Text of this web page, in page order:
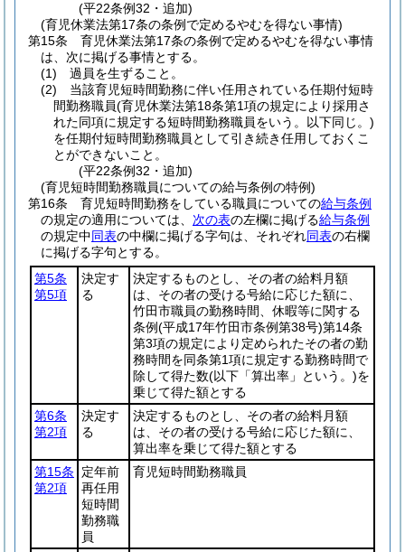
(平22条例32・追加)
(育児休業法第17条の条例で定めるやむを得ない事情)
第15条
育児休業法第17条の条例で定めるやむを得ない事情
は、次に掲げる事情とする。
(1)
過員を生ずること。
(2)
当該育児短時間勤務に伴い任用されている任期付短時
間勤務職員(育児休業法第18条第1項の規定により採用さ
れた同項に規定する短時間勤務職員をいう。以下同じ。)
を任期付短時間勤務職員として引き続き任用しておくこ
とができないこと。
(平22条例32・追加)
(育児短時間勤務職員についての給与条例の特例)
第16条
育児短時間勤務をしている職員についての給与条例
の規定の適用については、 次の表の左欄に掲げる給与条例
の規定中同表の中欄に掲げる字句は、それぞれ同表の右欄
に掲げる字句とする。
第5条
第5項
決定す
る
決定するものとし、その者の給料月額
は、その者の受ける号給に応じた額に、
竹田市職員の勤務時間、休暇等に関する
条例(平成17年竹田市条例第38号)第14条
第3項の規定により定められたその者の勤
務時間を同条第1項に規定する勤務時間で
除して得た数(以下「算出率」という。)を
乗じて得た額とする
第6条
第2項
決定す
る
決定するものとし、その者の給料月額
は、その者の受ける号給に応じた額に、
算出率を乗じて得た額とする
第15条
第2項
定年前
再任用
短時間
勤務職
員
育児短時間勤務職員